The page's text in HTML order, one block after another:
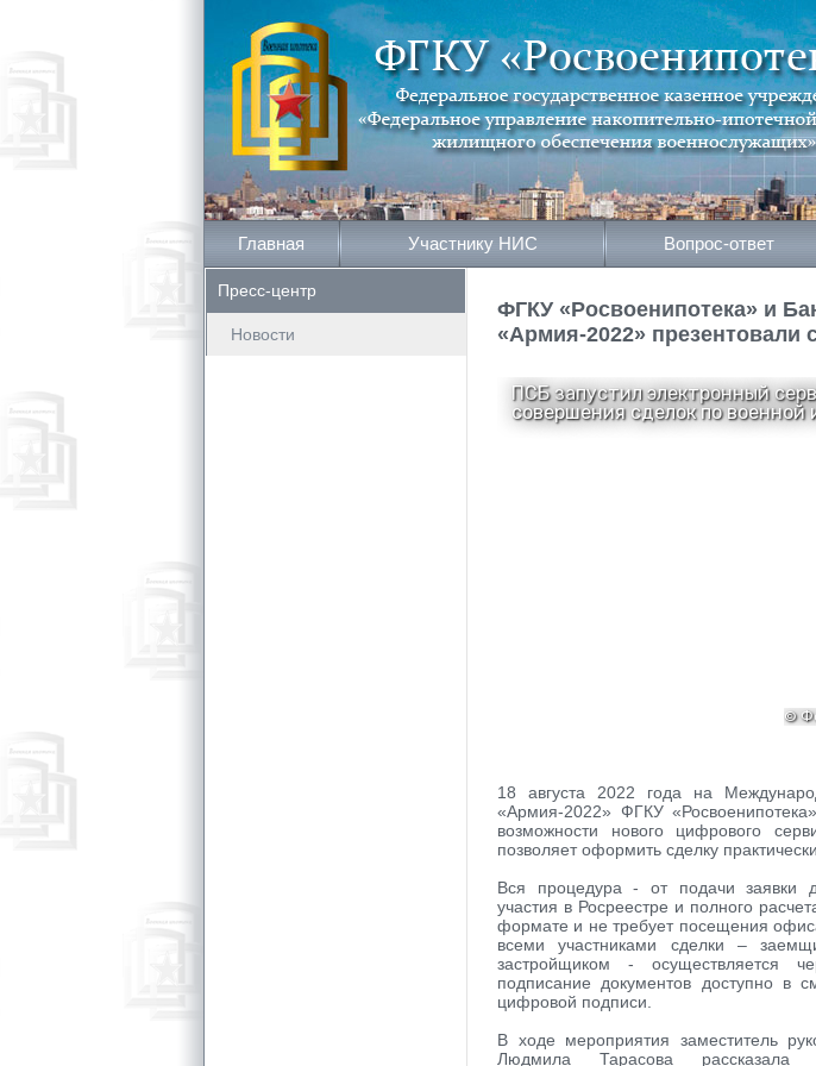
Главная Участнику НИС Вопрос-ответ
Пресс-центр
Новости
ФГКУ «Росвоенипотека» и
«Армия-2022» презентовали
18 августа 2022 года на
«Армия-2022» ФГКУ
возможности нового цифрового
позволяет оформить сделку
Вся процедура - от подачи заявки
участия в Росреестре и полного
формате и не требует посещения
всеми участниками сделки –
застройщиком - осуществляется
подписание документов доступно в
цифровой подписи.
В ходе мероприятия заместитель
Людмила Тарасова рассказала